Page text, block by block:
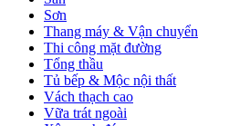
Sơn
Thang máy & Vận chuyển
Thi công mặt đường
Tổng thầu
Tủ bếp & Mộc nội thất
Vách thạch cao
Vữa trát ngoài